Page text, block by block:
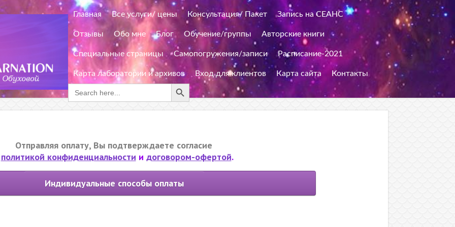
Главная Все услуги/ цены Консультация/ Пакет Запись на СЕАНС
Отзывы Обо мне Блог Обучение/группы Авторские книги
Специальные страницы Самопогружения/записи Расписание-2021
Карта лаборатории и архивов Вход для клиентов Карта сайта
Контакты
for:
Search Button
Отправляя оплату, Вы подтверждаете согласие
политикой конфиденциальности и договором-офертой.
Индивидуальные способы оплаты